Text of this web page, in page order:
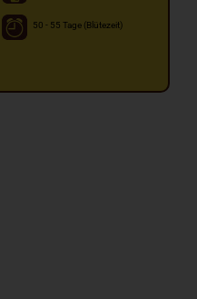
50 - 55 Tage (Blütezeit)